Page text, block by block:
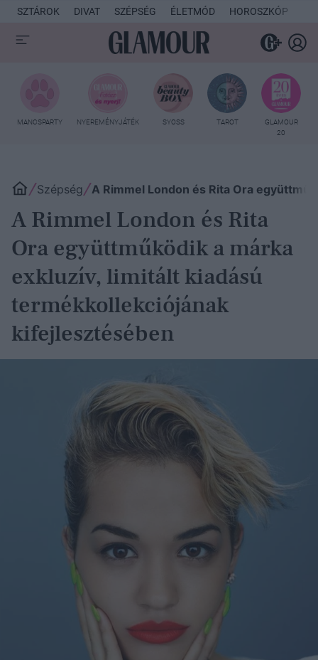
SZTÁROK DIVAT SZÉPSÉG ÉLETMÓD HOROSZKÓP
MANCSPARTY NYEREMÉNYJÁTÉK SYOSS TAROT
GLAMOUR
20
Szépség A Rimmel London és Rita Ora
A Rimmel London és Rita
Ora együttműködik a márka
exkluzív, limitált kiadású
termékkollekciójának
kifejlesztésében